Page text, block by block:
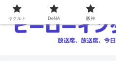
ヤクルト DeNA 阪神